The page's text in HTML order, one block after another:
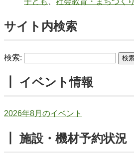
サイト内検索
検索:
┃ イベント情報
2026年8月のイベント
┃ 施設・機材予約状況